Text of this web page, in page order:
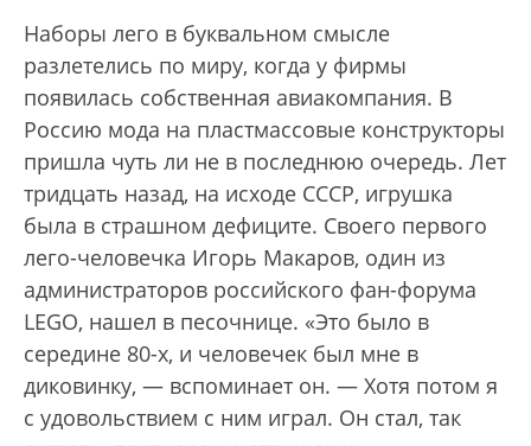
Наборы лего в буквальном смысле
разлетелись по миру, когда у фирмы
появилась собственная авиакомпания. В
Россию мода на пластмассовые конструкторы
пришла чуть ли не в последнюю очередь. Лет
тридцать назад, на исходе СССР, игрушка
была в страшном дефиците. Своего первого
лего-человечка Игорь Макаров, один из
администраторов российского фан-форума
LEGO, нашел в песочнице. «Это было в
середине 80-х, и человечек был мне в
диковинку, — вспоминает он. — Хотя потом я
с удовольствием с ним играл. Он стал, так